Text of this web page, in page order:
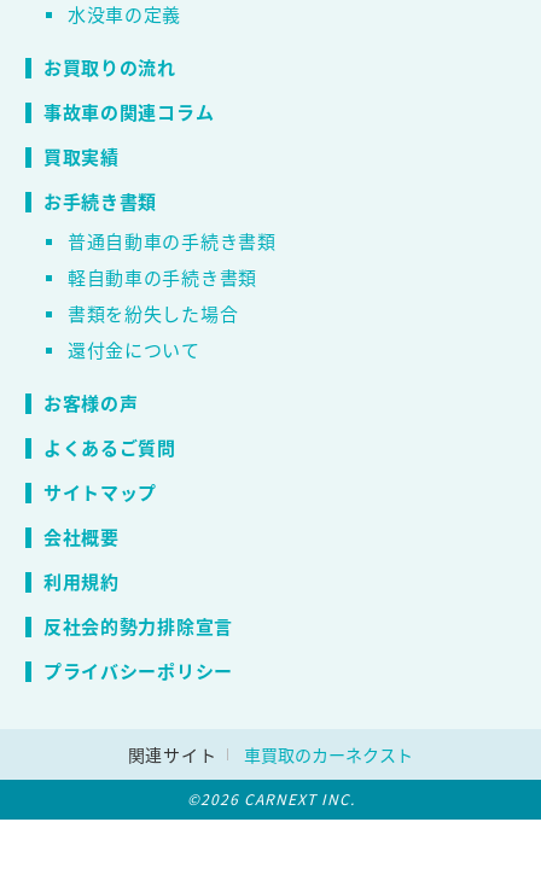
水没車の定義
お買取りの流れ
事故車の関連コラム
買取実績
お手続き書類
普通自動車の手続き書類
軽自動車の手続き書類
書類を紛失した場合
還付金について
お客様の声
よくあるご質問
サイトマップ
会社概要
利用規約
反社会的勢力排除宣言
プライバシーポリシー
関連サイト 車買取のカーネクスト
©2026 CARNEXT INC.